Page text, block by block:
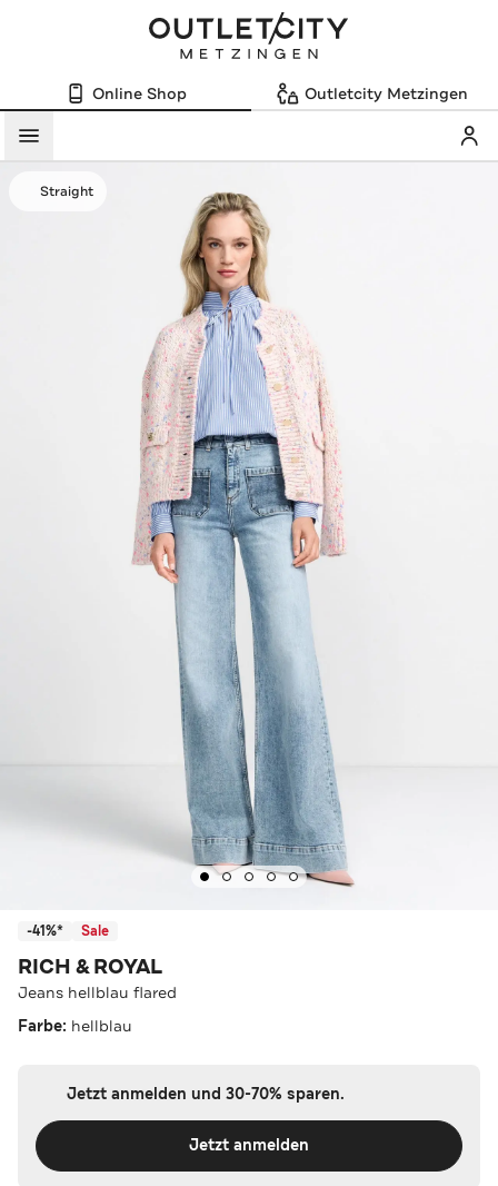
Online Shop Outletcity Metzingen
Menü
Straight
-41%* Sale
RICH & ROYAL
Jeans hellblau flared
Farbe: hellblau
Jetzt anmelden und 30-70% sparen.
Jetzt anmelden